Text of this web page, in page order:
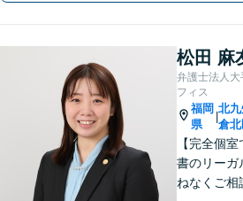
松田 麻
弁護士法人
フィス
福岡
県
北
倉北
【完全個
書のリーガ
ねなくご相